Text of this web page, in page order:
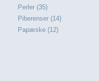
Perler (35)
Piberenser (14)
Papæske (12)